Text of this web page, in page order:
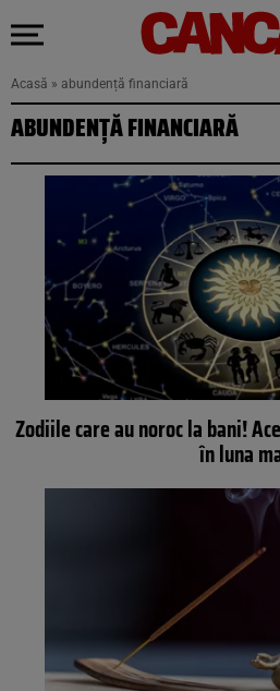
Acasă » abundență financiară
ABUNDENȚĂ FINANCIARĂ
Zodiile care au noroc la bani!
în luna